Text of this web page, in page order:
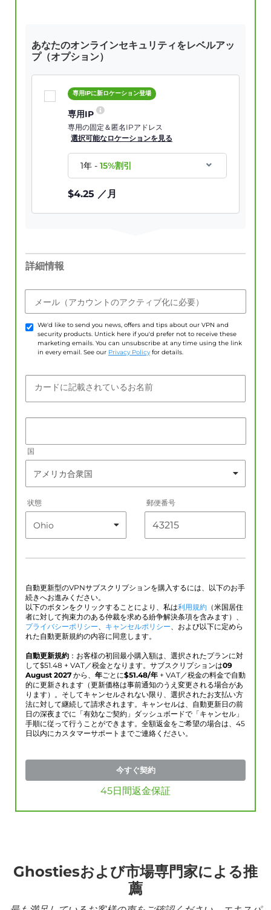
あなたのオンラインセキュリティをレベルアッ
プ（オプション）
専用IPに新ロケーション登場
専用IP
専用の固定＆匿名IPアドレス
選択可能なロケーションを見る
1年-15%割引
$4.25 ／月
詳細情報
メール（アカウントのアクティブ化に必要）
We'd like to send you news, offers and tips about our VPN and
security products. Untick here if you'd prefer not to receive these
marketing emails. You can unsubscribe at any time using the link
in every email. See our Privacy Policy for details.
カードに記載されているお名前
国
状態 郵便番号
自動更新型のVPNサブスクリプションを購入するには、以下のお手
続きへお進みください。
以下のボタンをクリックすることにより、私は利用規約 （米国居住
者に対して拘束力のある仲裁を求める紛争解決条項を含みます）、
プライバシーポリシー、 キャンセルポリシー、および以下に定めら
れた自動更新規約の内容に同意します。
自動更新規約 ：お客様の初回最小購入額は、選択されたプランに対
して$51.48 + VAT／税金となります。サブスクリプションは09
August 2027 から、 年ごとに$51.48/年 + VAT／税金の料金で自動
的に更新されます（更新価格は事前通知のうえ変更される場合があ
ります）。そしてキャンセルされない限り、選択されたお支払い方
法に対して継続して請求されます。キャンセルは、自動更新日の前
日の深夜までに「有効なご契約」ダッシュボードで「キャンセル」
手順に従って行うことができます。全額返金をご希望の場合は、45
日以内にカスタマーサポートまでご連絡ください。
今すぐ契約
45日間返金保証
Ghostiesおよび市場専門家による推
薦